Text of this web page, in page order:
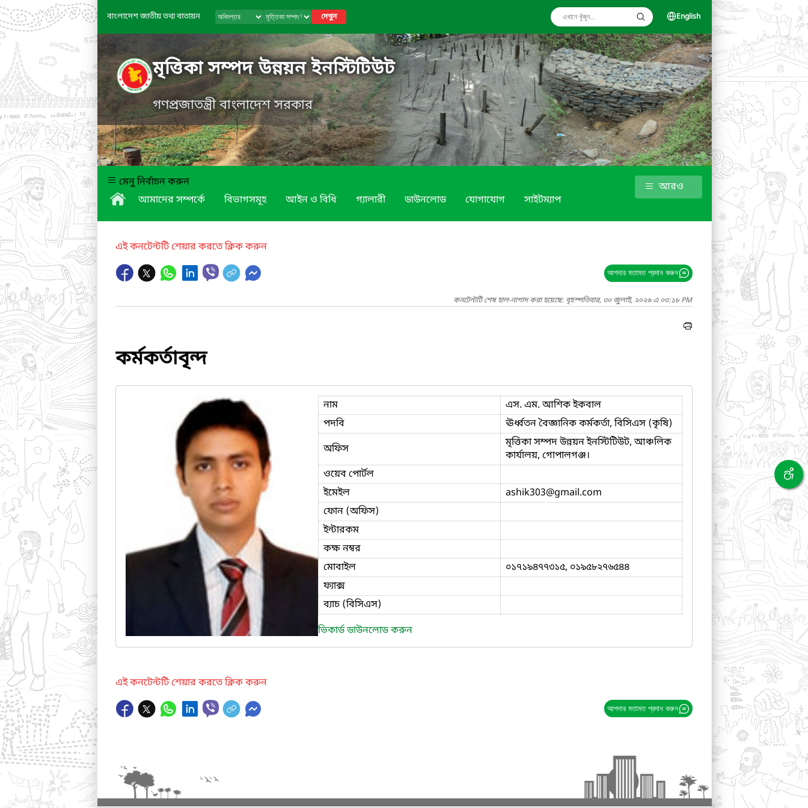
বাংলাদেশ জাতীয় তথ্য বাতায়ন দেখুন English
মৃত্তিকা সম্পদ উন্নয়ন ইনস্টিটিউট
গণপ্রজাতন্ত্রী বাংলাদেশ সরকার
মেনু নির্বাচন করুন
আমাদের সম্পর্কে
বিভাগসমূহ আইন ও বিধি গ্যালারী ডাউনলোড যোগাযোগ সাইটম্যাপ
আরও
এই কনটেন্টটি শেয়ার করতে ক্লিক করুন
আপনার মতামত প্রদান করুন
কনটেন্টটি শেষ হাল-নাগাদ করা হয়েছে: বৃহস্পতিবার, ৩০ জুলাই, ২০২৬ এ ০৩:১৮ PM
কর্মকর্তাবৃন্দ
নাম
এস. এম. আশিক ইকবাল
পদবি
ঊর্ধ্বতন বৈজ্ঞানিক কর্মকর্তা, বিসিএস (কৃষি)
অফিস
মৃত্তিকা সম্পদ উন্নয়ন ইনস্টিটিউট, আঞ্চলিক
কার্যালয়, গোপালগঞ্জ।
ওয়েব পোর্টল
ইমেইল
ashik303@gmail.com
ফোন (অফিস)
ইন্টারকম
কক্ষ নম্বর
মোবাইল
০১৭১৯৪৭৭৩১৫, ০১৯৫৮২৭৬৫৪৪
ফ্যাক্স
ব্যাচ (বিসিএস)
ভিকার্ড ডাউনলোড করুন
এই কনটেন্টটি শেয়ার করতে ক্লিক করুন
আপনার মতামত প্রদান করুন